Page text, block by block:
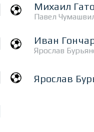
Михаил
Павел
Иван
Ярослав
Ярослав